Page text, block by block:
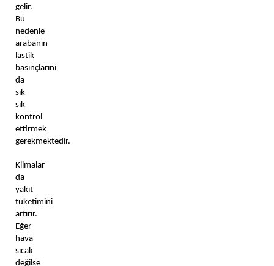
gelir.
Bu
nedenle
arabanın
lastik
basınçlarını
da
sık
sık
kontrol
ettirmek
Klimalar
da
yakıt
tüketimini
artırır.
Eğer
hava
sıcak
değilse